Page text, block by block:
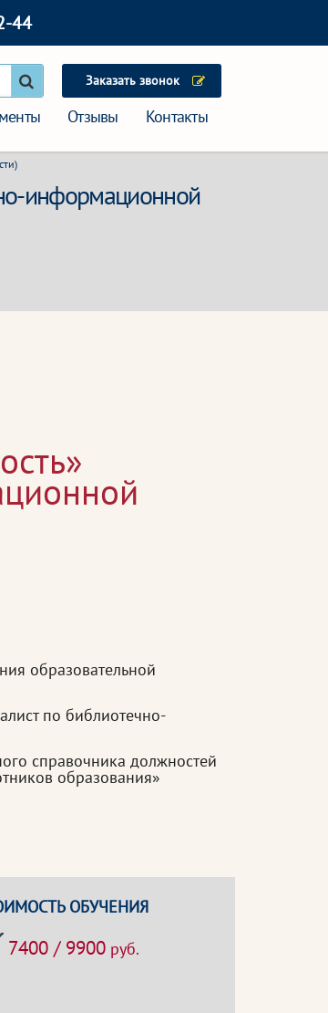
44
Заказать звонок
Отзывы Контакты
информационной
образовательной
по библиотечно-
справочника должностей
образования»
ОБУЧЕНИЯ
7400 / 9900руб.